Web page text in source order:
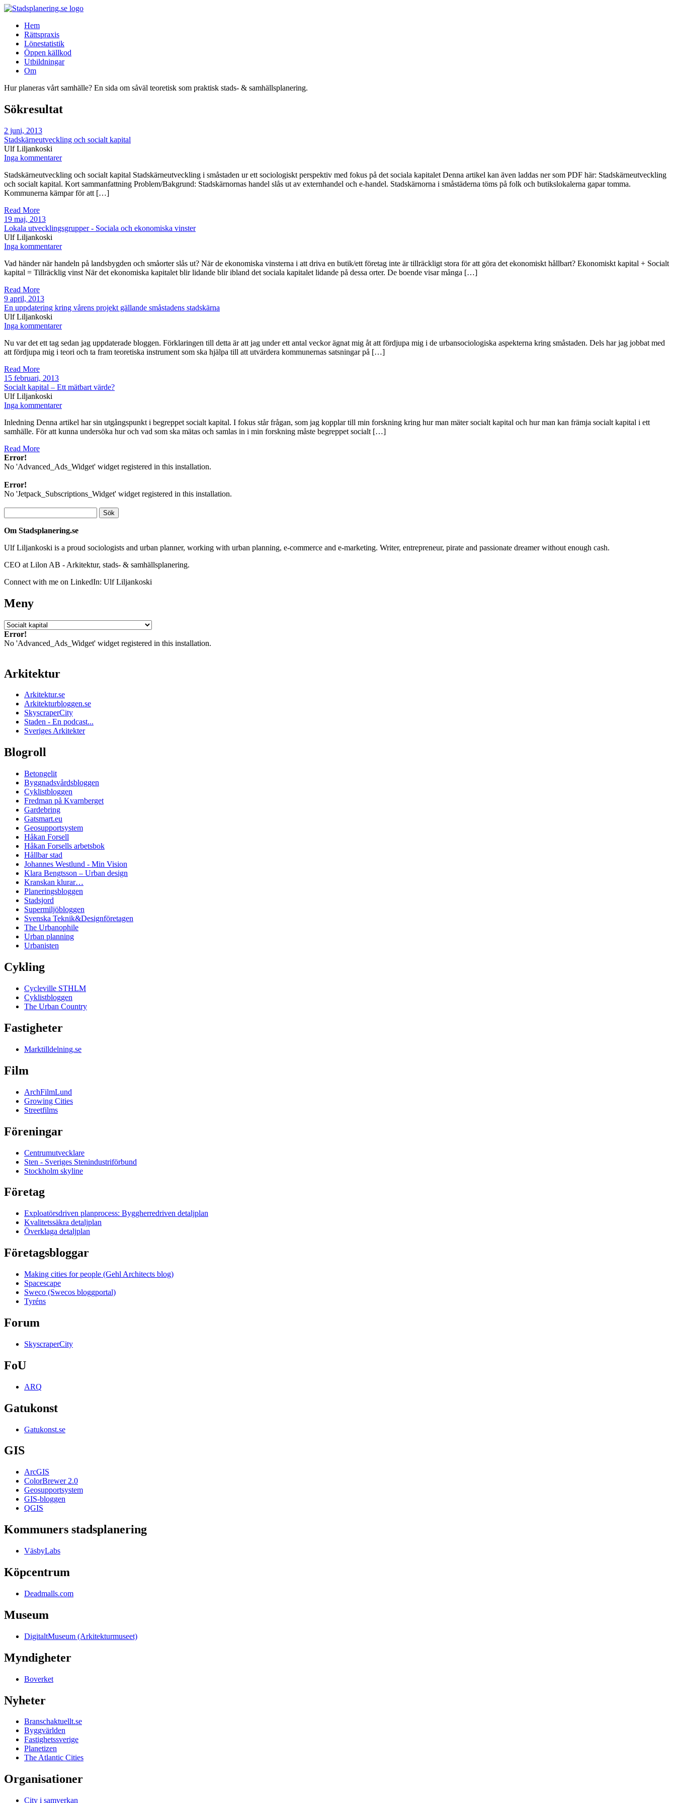
Hem
Rättspraxis
Lönestatistik
Öppen källkod
Utbildningar
Om
Hur planeras vårt samhälle? En sida om såväl teoretisk som praktisk stads- & samhällsplanering.
Sökresultat
2 juni, 2013
Stadskärneutveckling och socialt kapital
Ulf Liljankoski
Inga kommentarer
Stadskärneutveckling och socialt kapital Stadskärneutveckling i småstaden ur ett sociologiskt perspektiv med fokus på det sociala kapitalet Denna artikel kan även laddas ner som PDF här: Stadskärneutveckling
och socialt kapital. Kort sammanfattning Problem/Bakgrund: Stadskärnornas handel slås ut av externhandel och e-handel. Stadskärnorna i småstäderna töms på folk och butikslokalerna gapar tomma.
Kommunerna kämpar för att […]
Read More
19 maj, 2013
Lokala utvecklingsgrupper - Sociala och ekonomiska vinster
Ulf Liljankoski
Inga kommentarer
Vad händer när handeln på landsbygden och småorter slås ut? När de ekonomiska vinsterna i att driva en butik/ett företag inte är tillräckligt stora för att göra det ekonomiskt hållbart? Ekonomiskt kapital + Socialt
kapital = Tillräcklig vinst När det ekonomiska kapitalet blir lidande blir ibland det sociala kapitalet lidande på dessa orter. De boende visar många […]
Read More
9 april, 2013
En uppdatering kring vårens projekt gällande småstadens stadskärna
Ulf Liljankoski
Inga kommentarer
Nu var det ett tag sedan jag uppdaterade bloggen. Förklaringen till detta är att jag under ett antal veckor ägnat mig åt att fördjupa mig i de urbansociologiska aspekterna kring småstaden. Dels har jag jobbat med
att fördjupa mig i teori och ta fram teoretiska instrument som ska hjälpa till att utvärdera kommunernas satsningar på […]
Read More
15 februari, 2013
Socialt kapital – Ett mätbart värde?
Ulf Liljankoski
Inga kommentarer
Inledning Denna artikel har sin utgångspunkt i begreppet socialt kapital. I fokus står frågan, som jag kopplar till min forskning kring hur man mäter socialt kapital och hur man kan främja socialt kapital i ett
samhälle. För att kunna undersöka hur och vad som ska mätas och samlas in i min forskning måste begreppet socialt […]
Read More
Error!
No 'Advanced_Ads_Widget' widget registered in this installation.
Error!
No 'Jetpack_Subscriptions_Widget' widget registered in this installation.
efter:
Om Stadsplanering.se
Ulf Liljankoski is a proud sociologists and urban planner, working with urban planning, e-commerce and e-marketing. Writer, entrepreneur, pirate and passionate dreamer without enough cash.
CEO at Lilon AB - Arkitektur, stads- & samhällsplanering.
Connect with me on LinkedIn: Ulf Liljankoski
Meny
Meny
Error!
No 'Advanced_Ads_Widget' widget registered in this installation.
Arkitektur
Arkitektur.se
Arkitekturbloggen.se
SkyscraperCity
Staden - En podcast...
Sveriges Arkitekter
Blogroll
Betongelit
Byggnadsvårdsbloggen
Cyklistbloggen
Fredman på Kvarnberget
Gardebring
Gatsmart.eu
Geosupportsystem
Håkan Forsell
Håkan Forsells arbetsbok
Hållbar stad
Johannes Westlund - Min Vision
Klara Bengtsson – Urban design
Kranskan klurar…
Planeringsbloggen
Stadsjord
Supermiljöbloggen
Svenska Teknik&Designföretagen
The Urbanophile
Urban planning
Urbanisten
Cykling
Cycleville STHLM
Cyklistbloggen
The Urban Country
Fastigheter
Marktilldelning.se
Film
ArchFilmLund
Growing Cities
Streetfilms
Föreningar
Centrumutvecklare
Sten - Sveriges Stenindustriförbund
Stockholm skyline
Företag
Exploatörsdriven planprocess: Byggherredriven detaljplan
Kvalitetssäkra detaljplan
Överklaga detaljplan
Företagsbloggar
Making cities for people (Gehl Architects blog)
Spacescape
Sweco (Swecos bloggportal)
Tyréns
Forum
SkyscraperCity
FoU
ARQ
Gatukonst
Gatukonst.se
GIS
ArcGIS
ColorBrewer 2.0
Geosupportsystem
GIS-bloggen
QGIS
Kommuners stadsplanering
VäsbyLabs
Köpcentrum
Deadmalls.com
Museum
DigitaltMuseum (Arkitekturmuseet)
Myndigheter
Boverket
Nyheter
Branschaktuellt.se
Byggvärlden
Fastighetssverige
Planetizen
The Atlantic Cities
Organisationer
City i samverkan